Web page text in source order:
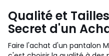
Qualité et
Secret d'un
Faire l'achat d'un pantalon